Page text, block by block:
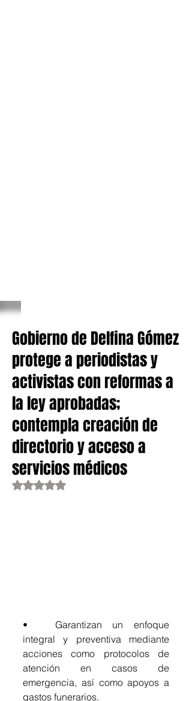
Gobierno de Delfina Gómez
protege a periodistas y
activistas con reformas a
la ley aprobadas;
contempla creación de
directorio y acceso a
servicios médicos
Obtuvo NaN de 5 estrellas.
•	Garantizan un enfoque
integral y preventiva mediante
acciones como protocolos de
atención en casos de
emergencia, así como apoyos a
gastos funerarios.